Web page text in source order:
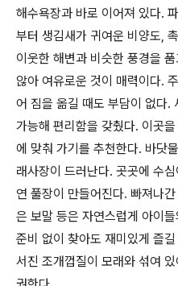
해수욕장과 바로 이어져 있다.
부터 생김새가 귀여운 비양도,
이웃한 해변과 비슷한 풍경을
않아 여유로운 것이 매력이다.
어 짐을 옮길 때도 부담이 없다.
가능해 편리함을 갖췄다. 이곳
에 맞춰 가기를 추천한다. 바닷
래사장이 드러난다. 곳곳에 수
연 풀장이 만들어진다. 빠져나
은 보말 등은 자연스럽게 아이
준비 없이 찾아도 재미있게 즐
서진 조개껍질이 모래와 섞여